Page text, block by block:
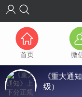
首页 微
《重大通
级）